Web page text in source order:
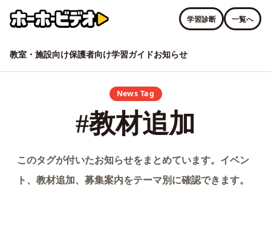
教室・施設向け保護者向け学習ガイドお知らせ
学習診断 一覧へ
News Tag
#教材追加
このタグが付いたお知らせをまとめています。イベン
ト、教材追加、募集案内をテーマ別に確認できます。